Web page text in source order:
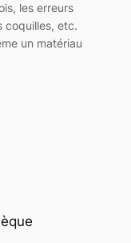
les erreurs
coquilles, etc.
un matériau